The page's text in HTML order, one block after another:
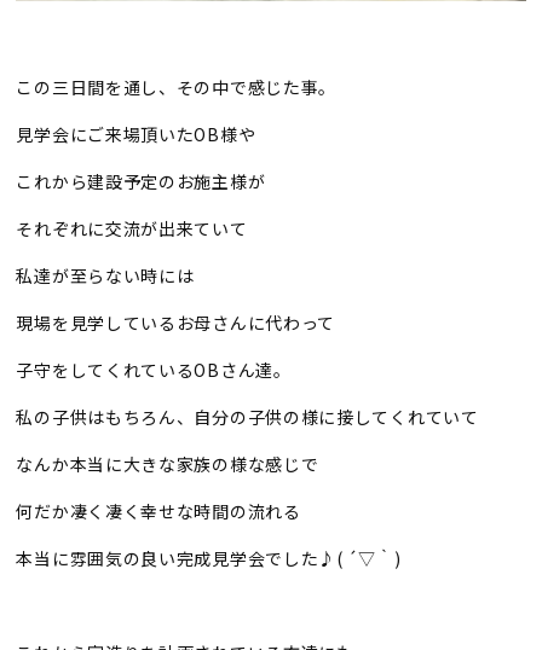
この三日間を通し、その中で感じた事。
見学会にご来場頂いたOB様や
これから建設予定のお施主様が
それぞれに交流が出来ていて
私達が至らない時には
現場を見学しているお母さんに代わって
子守をしてくれているOBさん達。
私の子供はもちろん、自分の子供の様に接してくれていて
なんか本当に大きな家族の様な感じで
何だか凄く凄く幸せな時間の流れる
本当に雰囲気の良い完成見学会でした♪( ´▽｀)